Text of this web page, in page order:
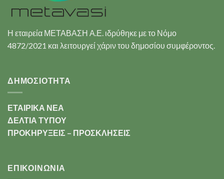
Η εταιρεία ΜΕΤΑΒΑΣΗ Α.Ε. ιδρύθηκε με το Νόμο
4872/2021 και λειτουργεί χάριν του δημοσίου συμφέροντος.
ΔΗΜΟΣΙΟΤΗΤΑ
ΕΤΑΙΡΙΚΑ ΝΕΑ
ΔΕΛΤΙΑ ΤΥΠΟΥ
ΠΡΟΚΗΡΥΞΕΙΣ – ΠΡΟΣΚΛΗΣΕΙΣ
ΕΠΙΚΟΙΝΩΝΊΑ